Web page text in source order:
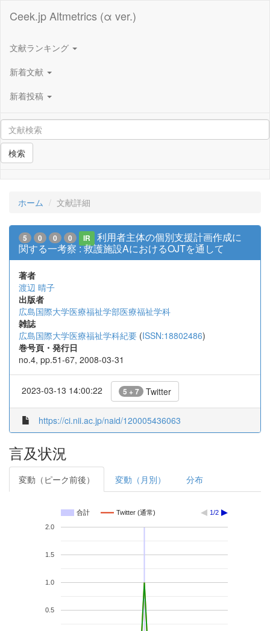
Ceek.jp Altmetrics (α ver.)
文献ランキング
新着文献
新着投稿
検索
ホーム 文献詳細
5 0 0 0 IR
利用者主体の個別支援計画作成に
関する一考察 : 救護施設AにおけるOJTを通して
著者
渡辺 晴子
出版者
広島国際大学医療福祉学部医療福祉学科
雑誌
広島国際大学医療福祉学科紀要 (ISSN:18802486)
巻号頁・発行日
no.4, pp.51-67, 2008-03-31
2023-03-13 14:00:22 5 + 7 Twitter
https://ci.nii.ac.jp/naid/120005436063
言及状況
変動（ピーク前後） 変動（月別） 分布
合計 Twitter (通常) 1/2
0.5
1.0
1.5
2.0